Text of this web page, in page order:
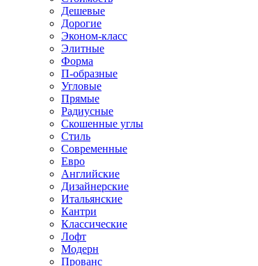
Дешевые
Дорогие
Эконом-класс
Элитные
Форма
П-образные
Угловые
Прямые
Радиусные
Скошенные углы
Стиль
Современные
Евро
Английские
Дизайнерские
Итальянские
Кантри
Классические
Лофт
Модерн
Прованс